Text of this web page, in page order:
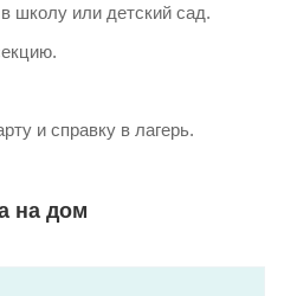
школу или детский сад.
и справку в лагерь.
на дом